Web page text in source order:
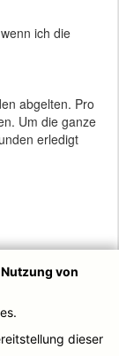
ich die
abgelten. Pro
Um die ganze
erledigt
Lars Göbels
ruhrwacht.de
Ihr eure
von
dieser